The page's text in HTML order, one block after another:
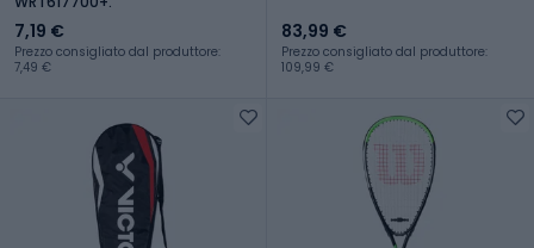
7,19 €
Prezzo consigliato dal produttore:
7,49 €
83,99 €
Prezzo consigliato dal produttore:
109,99 €